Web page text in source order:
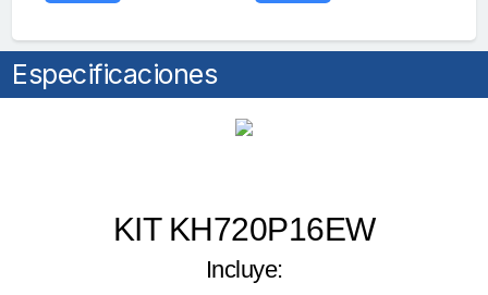
Especificaciones
KIT KH720P16EW
Incluye: